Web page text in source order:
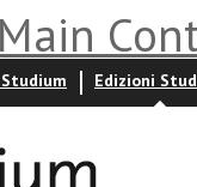
Edizioni